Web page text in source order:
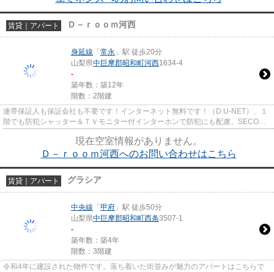
賃貸｜アパート Ｄ－ｒｏｏｍ河西
身延線 「 常永 」駅 徒歩20分
山梨県中巨摩郡昭和町河西1634-4
-
築年数：築12年
階数：2階建
連帯保証人も保証会社も不要です！インターネット無料です！（D.U-NET）、１
階でも防犯シャッター＆ＴＶモニター付インターホンで防犯にも配慮、SECOM
現在空室情報がありません。
Ｄ－ｒｏｏｍ河西へのお問い合わせはこちら
賃貸｜アパート グラシア
中央線 「 甲府 」駅 徒歩50分
山梨県中巨摩郡昭和町西条3507-1
-
築年数：築4年
階数：3階建
令和4年に建設された物件です。落ち着いた街並みが魅力のアパートはこちらで